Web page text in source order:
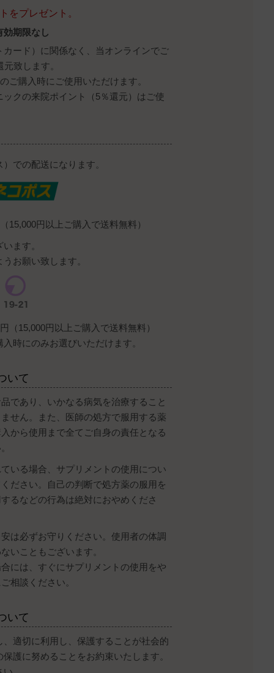
をプレゼント。
期限なし
ード）に関係なく、当オンラインでご
致します。
ご購入時にご使用いただけます。
クの来院ポイント（5％還元）はご使
での配送になります。
15,000円以上ご購入で送料無料）
ます。
お願い致します。
（15,000円以上ご購入で送料無料）
時にのみお選びいただけます。
いて
であり、いかなる病気を治療すること
せん。また、医師の処方で服用する薬
から使用まで全てご自身の責任となる
いる場合、サプリメントの使用につい
ださい。自己の判断で処方薬の服用を
るなどの行為は絶対におやめくださ
は必ずお守りください。使用者の体調
いこともございます。
には、すぐにサプリメントの使用をや
相談ください。
いて
適切に利用し、保護することが社会的
護に努めることをお約束いたします。